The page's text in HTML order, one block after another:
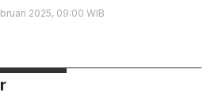
2025, 09:00 WIB